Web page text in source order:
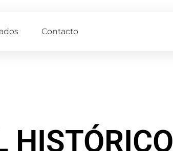
Contacto
HISTÓRICO